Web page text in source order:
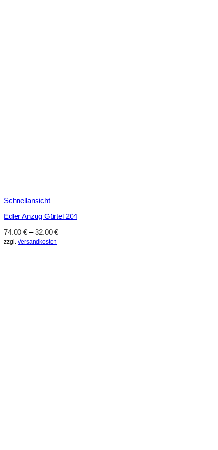
Schnellansicht
Edler Anzug Gürtel 204
74,00 € –82,00 €
zzgl. Versandkosten